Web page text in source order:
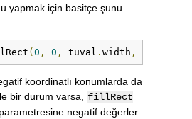
yapmak için basitçe şunu
( 0 , 0 , tuval . width ,
koordinatlı konumlarda da
bir durum varsa, fillRect
negatif değerler